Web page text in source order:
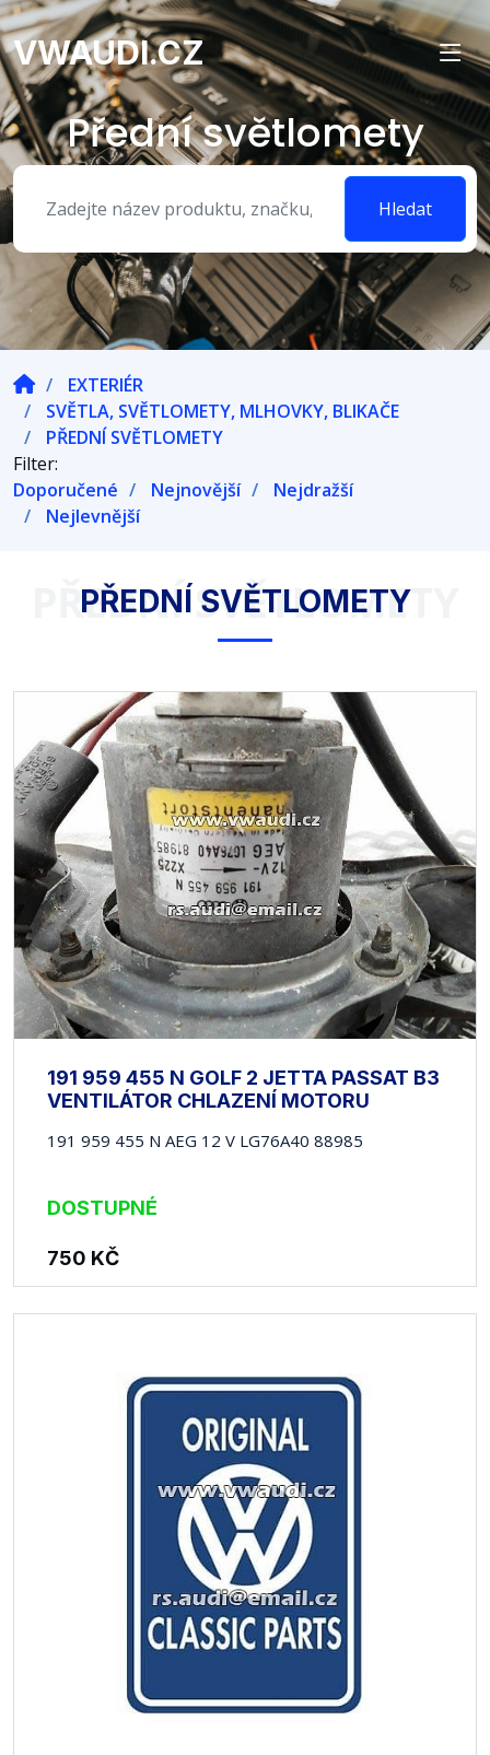
VWAUDI.CZ
Přední světlomety
Hledat
EXTERIÉR
SVĚTLA, SVĚTLOMETY, MLHOVKY, BLIKAČE
PŘEDNÍ SVĚTLOMETY
Filter:
Doporučené
Nejnovější
Nejdražší
Nejlevnější
PŘEDNÍ SVĚTLOMETY
PŘEDNÍ SVĚTLOMETY
191 959 455 N GOLF 2 JETTA PASSAT B3
VENTILÁTOR CHLAZENÍ MOTORU
191 959 455 N AEG 12 V LG76A40 88985
DOSTUPNÉ
750 KČ